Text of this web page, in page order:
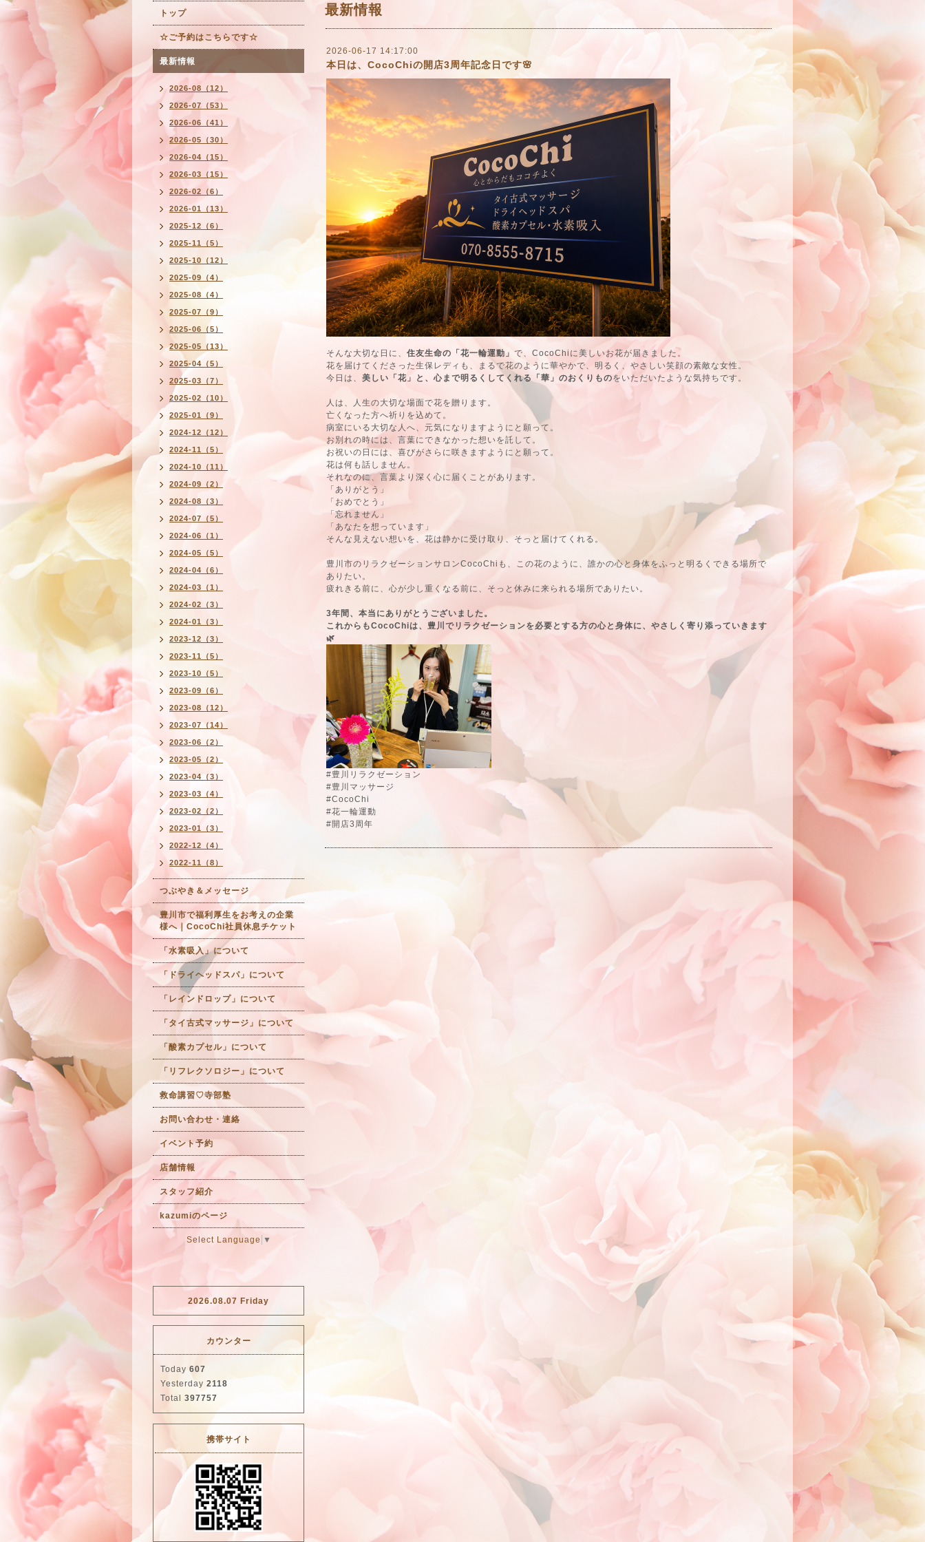
最新情報
2026-06-17 14:17:00
本日は、CocoChiの開店3周年記念日です🌸
そんな大切な日に、 住友生命の「花一輪運動」 で、CocoChiに美しいお花が届きました。
花を届けてくださった生保レディも、まるで花のように華やかで、明るく、やさしい笑顔の素敵な女性。
今日は、 美しい「花」と、心まで明るくしてくれる「華」のおくりものをいただいたような気持ちです。
人は、人生の大切な場面で花を贈ります。
亡くなった方へ祈りを込めて。
病室にいる大切な人へ、元気になりますようにと願って。
お別れの時には、言葉にできなかった想いを託して。
お祝いの日には、喜びがさらに咲きますようにと願って。
花は何も話しません。
それなのに、言葉より深く心に届くことがあります。
「ありがとう」
「おめでとう」
「忘れません」
「あなたを想っています」
そんな見えない想いを、花は静かに受け取り、そっと届けてくれる。
豊川市のリラクゼーションサロンCocoChiも、この花のように、誰かの心と身体をふっと明るくできる場所で
ありたい。
疲れきる前に、心が少し重くなる前に、そっと休みに来られる場所でありたい。
3年間、本当にありがとうございました。
これからもCocoChiは、豊川でリラクゼーションを必要とする方の心と身体に、やさしく寄り添っていきます
🌿
#豊川リラクゼーション
#豊川マッサージ
#CocoChi
#花一輪運動
#開店3周年
トップ
☆ご予約はこちらです☆
最新情報
2026-08（12）
2026-07（53）
2026-06（41）
2026-05（30）
2026-04（15）
2026-03（15）
2026-02（6）
2026-01（13）
2025-12（6）
2025-11（5）
2025-10（12）
2025-09（4）
2025-08（4）
2025-07（9）
2025-06（5）
2025-05（13）
2025-04（5）
2025-03（7）
2025-02（10）
2025-01（9）
2024-12（12）
2024-11（5）
2024-10（11）
2024-09（2）
2024-08（3）
2024-07（5）
2024-06（1）
2024-05（5）
2024-04（6）
2024-03（1）
2024-02（3）
2024-01（3）
2023-12（3）
2023-11（5）
2023-10（5）
2023-09（6）
2023-08（12）
2023-07（14）
2023-06（2）
2023-05（2）
2023-04（3）
2023-03（4）
2023-02（2）
2023-01（3）
2022-12（4）
2022-11（8）
つぶやき＆メッセージ
豊川市で福利厚生をお考えの企業
様へ｜CocoChi社員休息チケット
「水素吸入」について
「ドライヘッドスパ」について
「レインドロップ」について
「タイ古式マッサージ」について
「酸素カプセル」について
「リフレクソロジー」について
救命講習♡寺部塾
お問い合わせ・連絡
イベント予約
店舗情報
スタッフ紹介
kazumiのページ
Select Language ▼
2026.08.07 Friday
カウンター
Today 607
Yesterday 2118
Total 397757
携帯サイト